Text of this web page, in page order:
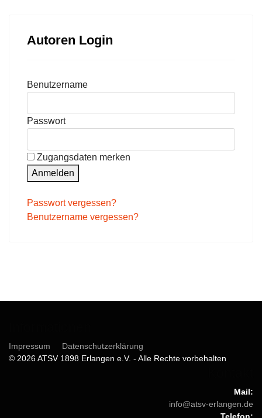
Autoren Login
Benutzername
Passwort
Zugangsdaten merken
Anmelden
Passwort vergessen?
Benutzername vergessen?
Impressum
Datenschutzerklärung
© 2026 ATSV 1898 Erlangen e.V. - Alle Rechte vorbehalten
Mail:
info@atsv-erlangen.de